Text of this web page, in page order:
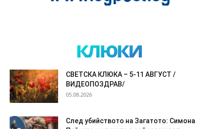
клюки
СВЕТСКА КЛЮКА – 5-11 АВГУСТ /
ВИДЕОПОЗДРАВ/
05.08.2026
След убийството на Загатото: Симона